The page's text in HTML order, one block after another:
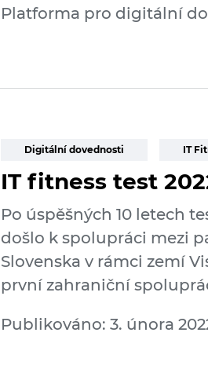
Platforma pro digitální
Digitální dovednosti IT
IT fitness test
Po úspěšných 10 letech
došlo k spolupráci mezi
Slovenska v rámci zemí
první zahraniční
Publikováno: 3. února